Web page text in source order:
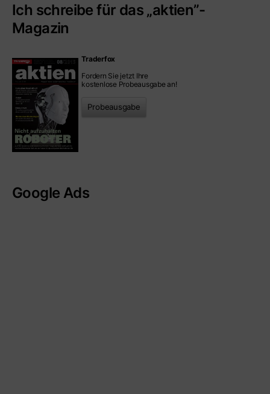
Ich schreibe für das „aktien”-
Magazin
Traderfox
Fordern Sie jetzt Ihre
kostenlose Probeausgabe an!
Probeausgabe
Google Ads